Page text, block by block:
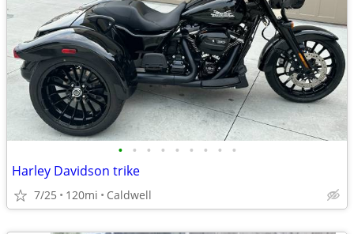
• • • • • • • • •
Harley Davidson trike
7/25 120mi Caldwell